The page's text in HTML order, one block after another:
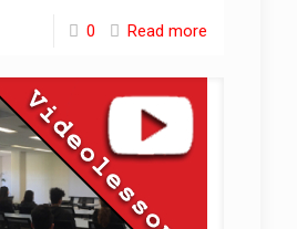
0 Read more